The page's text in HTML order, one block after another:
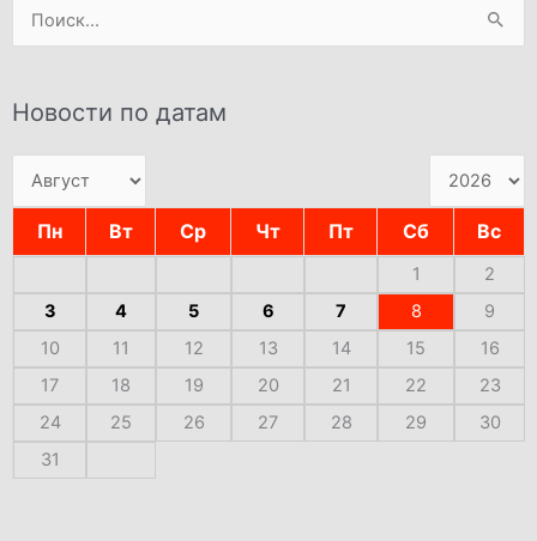
Поиск:
Новости по датам
Пн Вт Ср Чт Пт Сб Вс
1
2
3
4 5 6 7 8
9
10
11 12 13 14 15
16
17
18 19 20 21 22
23
24
25 26 27 28 29
30
31